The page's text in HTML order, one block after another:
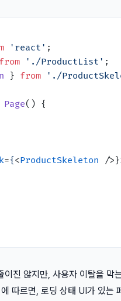
'react'
from './ProductList'
} from './
Page( ) {
={<ProductSkeleton />
진 않지만, 사용자 이탈을 막
따르면, 로딩 상태 UI가 있는